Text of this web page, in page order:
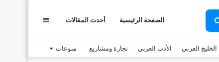
بحث
عن
الصفحة الرئيسية أحدث المقالات
الخليج العربي الأدب العربي تجارة ومشاريع منوعات